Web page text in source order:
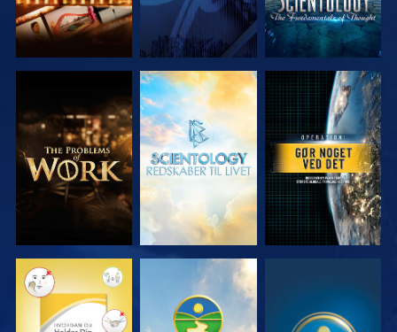
UDFORSK
SERIEN
UDFORSK
SERIEN
SE
SE SE SE